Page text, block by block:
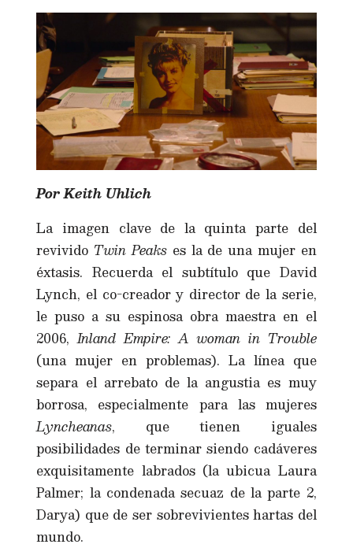
Por Keith Uhlich
La imagen clave de la quinta parte del
revivido Twin Peakses la de una mujer en
éxtasis. Recuerda el subtítulo que David
Lynch, el co-creador y director de la serie,
le puso a su espinosa obra maestra en el
2006,Inland Empire: A woman in Trouble
(una mujer en problemas). La línea que
separa el arrebato de la angustia es muy
borrosa, especialmente para las mujeres
Lyncheanas, que tienen iguales
posibilidades de terminar siendo cadáveres
exquisitamente labrados (la ubicua Laura
Palmer; la condenada secuaz de la parte 2,
Darya) que de ser sobrevivientes hartas del
mundo.